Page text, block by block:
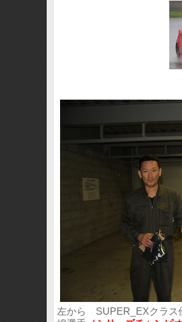
左から SUPER_EXクラス